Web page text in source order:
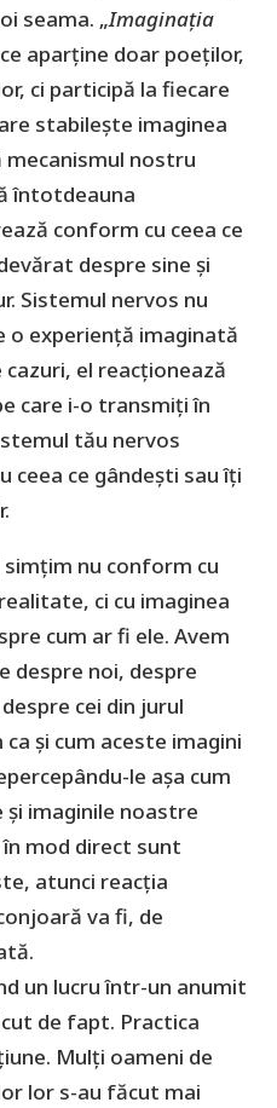
seama. „Imaginația
aparține doar poeților,
ci participă la fiecare
stabilește imaginea
mecanismul nostru
întotdeauna
conform cu ceea ce
despre sine și
Sistemul nervos nu
experiență imaginată
cazuri, el reacționează
care i-o transmiți în
tău nervos
ceea ce gândești sau îți
nu conform cu
ci cu imaginea
cum ar fi ele. Avem
despre noi, despre
cei din jurul
și cum aceste imagini
le așa cum
și imaginile noastre
mod direct sunt
atunci reacția
va fi, de
un lucru într-un anumit
de fapt. Practica
Mulți oameni de
lor s-au făcut mai